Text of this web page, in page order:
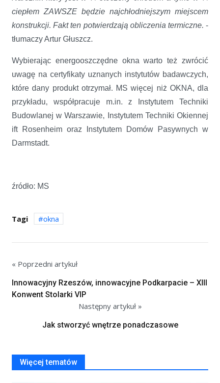
ciepłem ZAWSZE będzie najchłodniejszym miejscem
konstrukcji. Fakt ten potwierdzają obliczenia termiczne. -
tłumaczy Artur Głuszcz.
Wybierając energooszczędne okna warto też zwrócić
uwagę na certyfikaty uznanych instytutów badawczych,
które dany produkt otrzymał. MS więcej niż OKNA, dla
przykładu, współpracuje m.in. z Instytutem Techniki
Budowlanej w Warszawie, Instytutem Techniki Okiennej
ift Rosenheim oraz Instytutem Domów Pasywnych w
Darmstadt.
źródło: MS
Tagi okna
« Poprzedni artykuł
Innowacyjny Rzeszów, innowacyjne Podkarpacie – XIII
Konwent Stolarki VIP
Następny artykuł »
Jak stworzyć wnętrze ponadczasowe
Więcej tematów